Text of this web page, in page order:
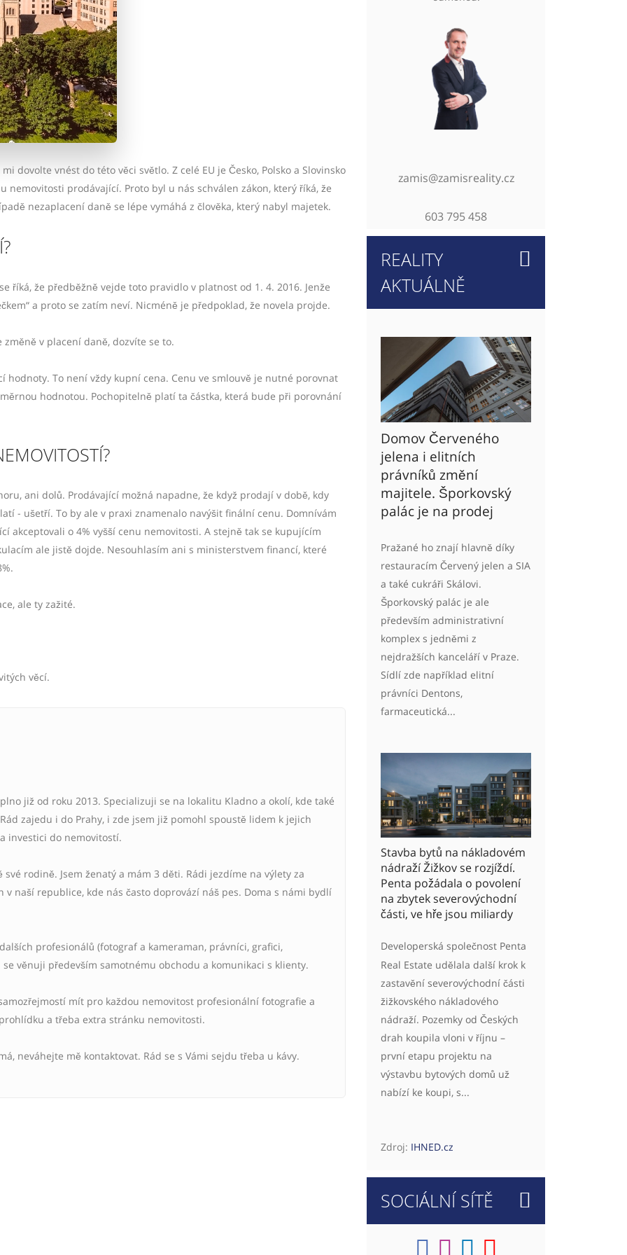
dovolte vnést do této věci světlo. Z celé EU je Česko, Polsko a Slovinsko
prodávající. Proto byl u nás schválen zákon, který říká, že
nezaplacení daně se lépe vymáhá z člověka, který nabyl majetek.
říká, že předběžně vejde toto pravidlo v platnost od 1. 4. 2016. Jenže
a proto se zatím neví. Nicméně je předpoklad, že novela projde.
v placení daně, dozvíte se to.
hodnoty. To není vždy kupní cena. Cenu ve smlouvě je nutné porovnat
hodnotou. Pochopitelně platí ta částka, která bude při porovnání
ani dolů. Prodávající možná napadne, že když prodají v době, kdy
- ušetří. To by ale v praxi znamenalo navýšit finální cenu. Domnívám
akceptovali o 4% vyšší cenu nemovitosti. A stejně tak se kupujícím
ale jistě dojde. Nesouhlasím ani s ministerstvem financí, které
ale ty zažité.
věcí.
již od roku 2013. Specializuji se na lokalitu Kladno a okolí, kde také
zajedu i do Prahy, i zde jsem již pomohl spoustě lidem k jejich
investici do nemovitostí.
rodině. Jsem ženatý a mám 3 děti. Rádi jezdíme na výlety za
naší republice, kde nás často doprovází náš pes. Doma s námi bydlí
profesionálů (fotograf a kameraman, právníci, grafici,
věnuji především samotnému obchodu a komunikaci s klienty.
mít pro každou nemovitost profesionální fotografie a
a třeba extra stránku nemovitosti.
neváhejte mě kontaktovat. Rád se s Vámi sejdu třeba u kávy.
zamis@zamisreality.cz
603 795 458
REALITY
AKTUÁLNĚ
Domov Červeného
jelena i elitních
právníků změní
majitele. Šporkovský
palác je na prodej
Pražané ho znají hlavně díky
restauracím Červený jelen a SIA
a také cukráři Skálovi.
Šporkovský palác je ale
především administrativní
komplex s jedněmi z
nejdražších kanceláří v Praze.
Sídlí zde například elitní
právníci Dentons,
farmaceutická...
Stavba bytů na nákladovém
nádraží Žižkov se rozjíždí.
Penta požádala o povolení
na zbytek severovýchodní
části, ve hře jsou miliardy
Developerská společnost Penta
Real Estate udělala další krok k
zastavění severovýchodní části
žižkovského nákladového
nádraží. Pozemky od Českých
drah koupila vloni v říjnu –
první etapu projektu na
výstavbu bytových domů už
nabízí ke koupi, s...
Zdroj: IHNED.cz
SOCIÁLNÍ SÍTĚ